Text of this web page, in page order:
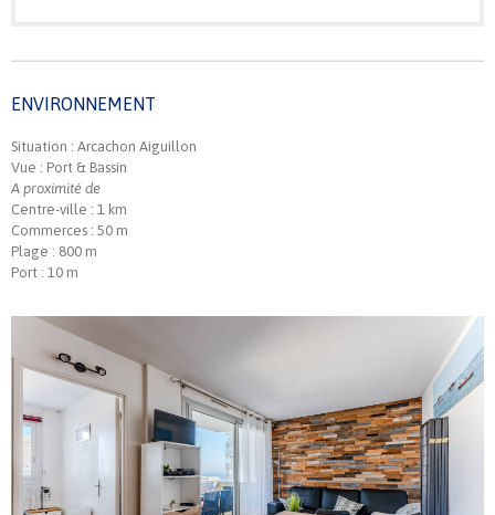
ENVIRONNEMENT
Situation : Arcachon Aiguillon
Vue : Port & Bassin
A proximité de
Centre-ville : 1 km
Commerces : 50 m
Plage : 800 m
Port : 10 m